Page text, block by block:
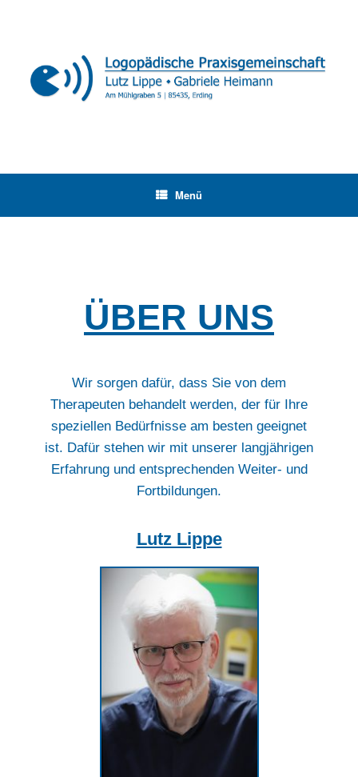
Menü
ÜBER UNS
Wir sorgen dafür, dass Sie von dem
Therapeuten behandelt werden, der für Ihre
speziellen Bedürfnisse am besten geeignet
ist. Dafür stehen wir mit unserer langjährigen
Erfahrung und entsprechenden Weiter- und
Fortbildungen.
Lutz Lippe